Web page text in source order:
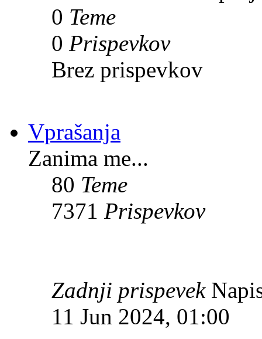
0 Teme
0 Prispevkov
Brez prispevkov
Vprašanja
Zanima me...
80 Teme
7371 Prispevkov
Zadnji prispevek
11 Jun 2024, 01:00